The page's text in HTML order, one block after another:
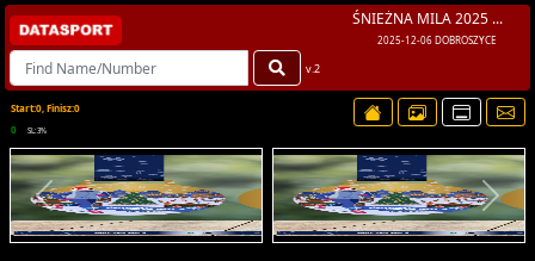
ŚNIEŻNA MILA 2025 ...
2025-12-06 DOBROSZYCE
v.2
Start:0, Finisz:0
0
SL:3%